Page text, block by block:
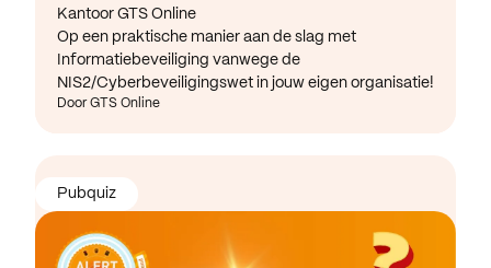
Kantoor GTS Online
Op een praktische manier aan de slag met
Informatiebeveiliging vanwege de
NIS2/Cyberbeveiligingswet in jouw eigen organisatie!
Door GTS Online
Pubquiz